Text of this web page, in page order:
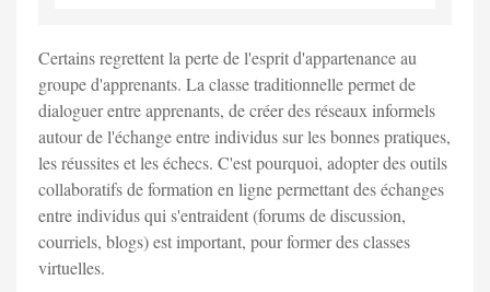
Certains regrettent la perte de l'esprit d'appartenance au
groupe d'apprenants. La classe traditionnelle permet de
dialoguer entre apprenants, de créer des réseaux informels
autour de l'échange entre individus sur les bonnes pratiques,
les réussites et les échecs. C'est pourquoi, adopter des outils
collaboratifs de formation en ligne permettant des échanges
entre individus qui s'entraident (forums de discussion,
courriels, blogs) est important, pour former des classes
virtuelles.